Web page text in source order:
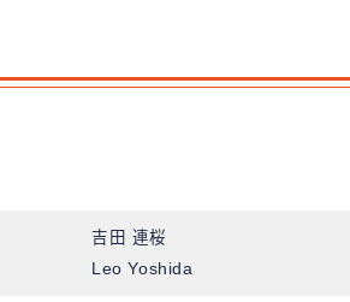
吉田 連桜
Leo Yoshida